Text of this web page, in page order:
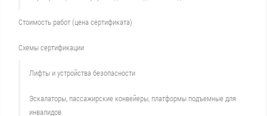
Стоимость работ (цена сертификата)
Схемы сертификации
Лифты и устройства безопасности
Эскалаторы, пассажирские конвейеры, платформы подъемные для
инвалидов